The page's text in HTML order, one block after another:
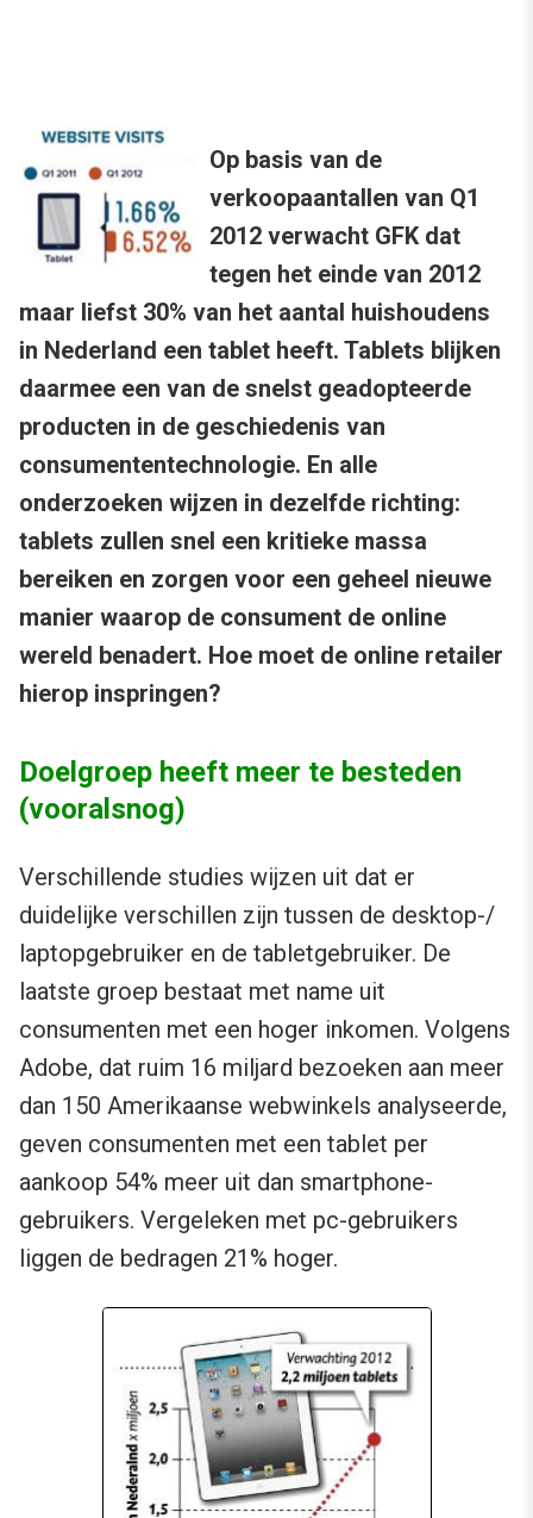
Op basis van de
verkoopaantallen van Q1
2012 verwacht GFK dat
tegen het einde van 2012
maar liefst 30% van het aantal huishoudens
in Nederland een tablet heeft. Tablets blijken
daarmee een van de snelst geadopteerde
producten in de geschiedenis van
consumententechnologie. En alle
onderzoeken wijzen in dezelfde richting:
tablets zullen snel een kritieke massa
bereiken en zorgen voor een geheel nieuwe
manier waarop de consument de online
wereld benadert. Hoe moet de online retailer
hierop inspringen?
Doelgroep heeft meer te besteden
(vooralsnog)
Verschillende studies wijzen uit dat er
duidelijke verschillen zijn tussen de desktop-/
laptopgebruiker en de tabletgebruiker. De
laatste groep bestaat met name uit
consumenten met een hoger inkomen. Volgens
Adobe, dat ruim 16 miljard bezoeken aan meer
dan 150 Amerikaanse webwinkels analyseerde,
geven consumenten met een tablet per
aankoop 54% meer uit dan smartphone-
gebruikers. Vergeleken met pc-gebruikers
liggen de bedragen 21% hoger.